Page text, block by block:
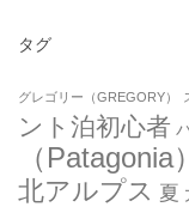
タグ
グレゴリー（GREGORY）
ント泊初心者
（Patagonia）
北アルプス 夏